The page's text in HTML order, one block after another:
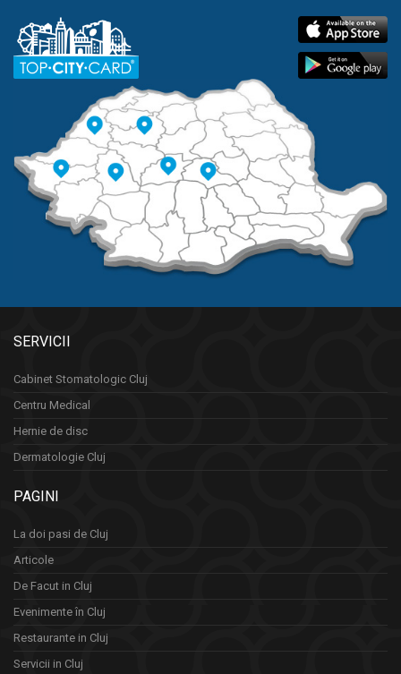
SERVICII
Cabinet Stomatologic Cluj
Centru Medical
Hernie de disc
Dermatologie Cluj
PAGINI
La doi pasi de Cluj
Articole
De Facut in Cluj
Evenimente în Cluj
Restaurante in Cluj
Servicii in Cluj